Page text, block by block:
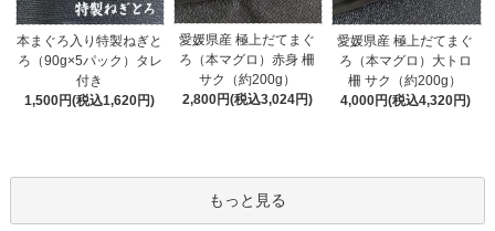
本まぐろ入り特製ねぎと
ろ（90g×5パック）タレ
付き
1,500円(税込1,620円)
愛媛県産 極上だてまぐ
ろ（本マグロ）赤身 柵
サク（約200g）
2,800円(税込3,024円)
愛媛県産 極上だてまぐ
ろ（本マグロ）大トロ
柵 サク（約200g）
4,000円(税込4,320円)
もっと見る